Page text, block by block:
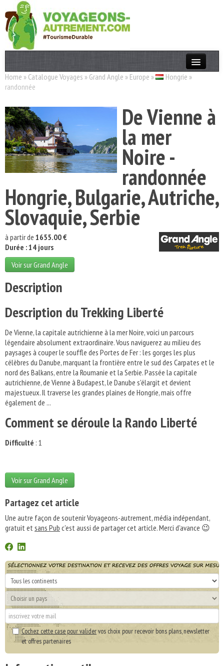
Actualités
Destinations
Acteurs
Thèmes
Home » Catalogue Voyages » Grand Angle » Europe » Hongrie »
randonnée
De Vienne à
la mer
Noire -
randonnée
Hongrie, Bulgarie, Autriche,
Slovaquie, Serbie
à partir de 1655.00 €
Durée : 14 jours
Voir sur Grand Angle
Description
Description du Trekking Liberté
De Vienne, la capitale autrichienne à la mer Noire, voici un parcours
légendaire absolument extraordinaire. Vous naviguerez au milieu des
paysages à couper le souffle des Portes de Fer : les gorges les plus
célèbres du Danube, marquant la frontière entre le sud des Carpates et le
nord des Balkans, entre la Roumanie et la Serbie. Passée la capitale
autrichienne, de Vienne à Budapest, le Danube s'élargit et devient
majestueux. Il traverse les grandes plaines de Hongrie, mais offre
également de ...
Comment se déroule la Rando Liberté
Difficulté : 1
Voir sur Grand Angle
Partagez cet article
Une autre façon de soutenir Voyageons-autrement, média indépendant,
gratuit etsans Pub c'est aussi de partager cet article. Merci d'avance 😉
Cochez cette case pour validervos choix pour recevoir bons plans, newsletter
et offres partenaires